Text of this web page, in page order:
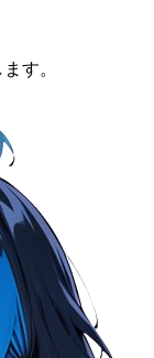
す。